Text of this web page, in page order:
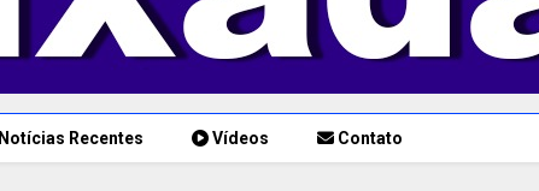
Notícias Recentes Vídeos Contato